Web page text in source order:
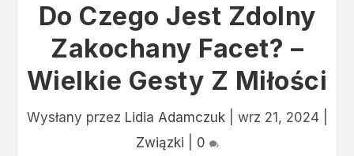
Do Czego Jest Zdolny
Zakochany Facet? –
Wielkie Gesty Z Miłości
Wysłany przez Lidia Adamczuk| wrz 21, 2024|
Związki
0